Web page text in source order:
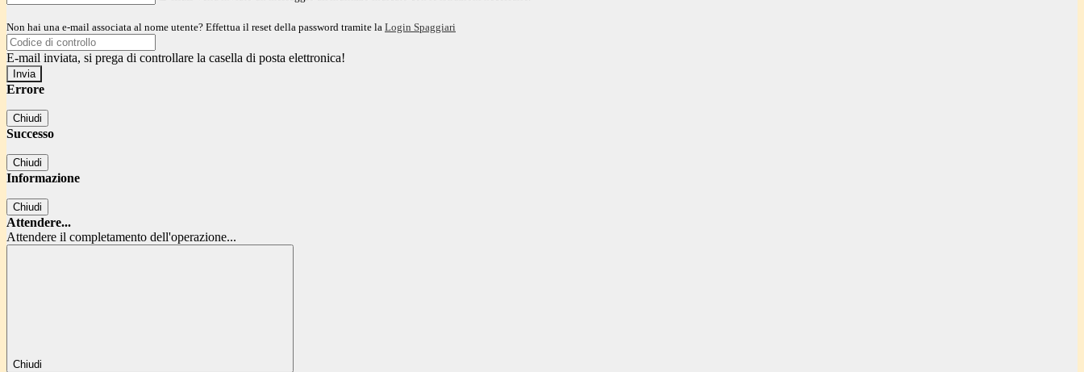
Non hai una e-mail associata al nome utente? Effettua il reset della password tramite la Login Spaggiari
E-mail inviata, si prega di controllare la casella di posta elettronica!
Errore
Chiudi
Successo
Chiudi
Informazione
Chiudi
Attendere...
Attendere il completamento dell'operazione...
Chiudi